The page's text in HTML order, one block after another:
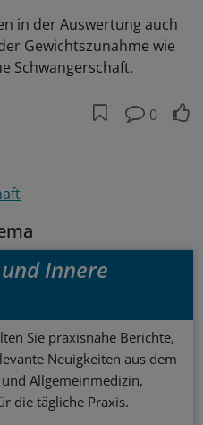
in der Auswertung auch
Gewichtszunahme wie
Schwangerschaft.
0
Innere
Sie praxisnahe Berichte,
Neuigkeiten aus dem
Allgemeinmedizin,
die tägliche Praxis.